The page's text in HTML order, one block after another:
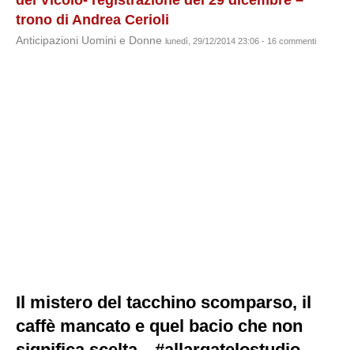
trono di Andrea Cerioli
Anticipazioni Uomini e Donne lunedì, 29/12/2014 23:06 - 16 commenti
Il mistero del tacchino scomparso, il
caffè mancato e quel bacio che non